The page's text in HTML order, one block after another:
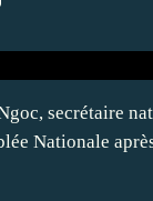
secrétaire
Nationale